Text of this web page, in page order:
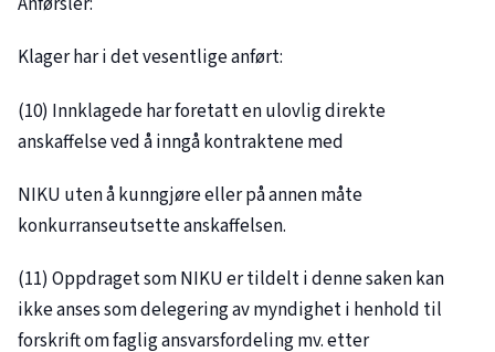
Klager har i det vesentlige anført:
(10) Innklagede har foretatt en ulovlig direkte
anskaffelse ved å inngå kontraktene med
NIKU uten å kunngjøre eller på annen måte
konkurranseutsette anskaffelsen.
(11) Oppdraget som NIKU er tildelt i denne saken kan
ikke anses som delegering av myndighet i henhold til
forskrift om faglig ansvarsfordeling mv. etter